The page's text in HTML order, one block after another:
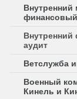
аудит
Ветслужба
Военный
Кинель и